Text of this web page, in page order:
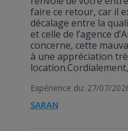
faire ce retour, car il
décalage entre la
et celle de l’agence
concerne, cette
à une appréciation
location.Cordialement,
Expérience du: 27/07/
SARAN